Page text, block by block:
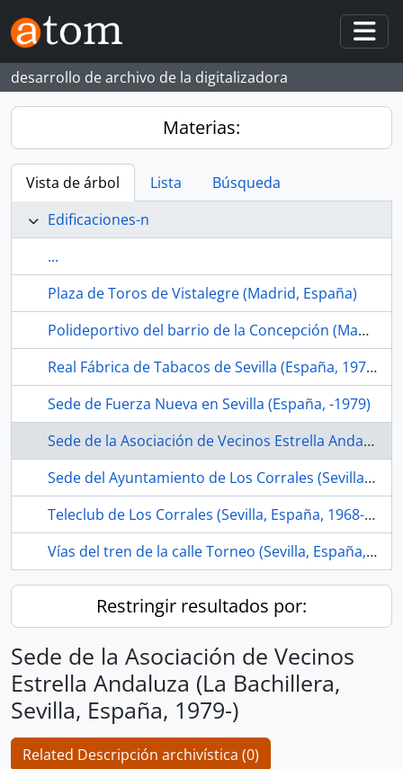
Skip to main content
desarrollo de archivo de la digitalizadora
Materias:
Vista de árbol Lista
Búsqueda
Edificaciones-n
...
Plaza de Toros de Vistalegre (Madrid, España)
Polideportivo del barrio de la Concepción (Madrid, España)
Real Fábrica de Tabacos de Sevilla (España, 1978-)
Sede de Fuerza Nueva en Sevilla (España, -1979)
Sede de la Asociación de Vecinos Estrella Andaluza (La Bachillera, Sevilla, España, 1979-)
Sede del Ayuntamiento de Los Corrales (Sevilla, España)
Teleclub de Los Corrales (Sevilla, España, 1968-ca.1975)
Vías del tren de la calle Torneo (Sevilla, España, ca.1856 -1990)
Restringir resultados por:
Sede de la Asociación de Vecinos
Estrella Andaluza (La Bachillera,
Sevilla, España, 1979-)
Related Descripción archivística (0)